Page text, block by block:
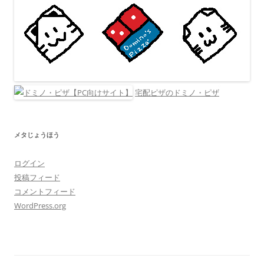
宅配ピザのドミノ・ピザ
メタじょうほう
ログイン
投稿フィード
コメントフィード
WordPress.org